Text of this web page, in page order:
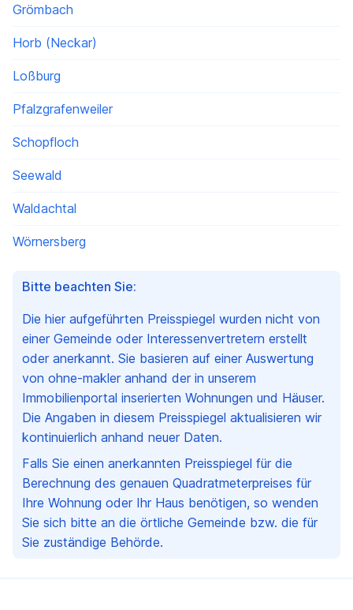
Bitte beachten Sie:
Die hier aufgeführten Preisspiegel wurden nicht von
einer Gemeinde oder Interessenvertretern erstellt
oder anerkannt. Sie basieren auf einer Auswertung
von ohne-makler anhand der in unserem
Immobilienportal inserierten Wohnungen und Häuser.
Die Angaben in diesem Preisspiegel aktualisieren wir
kontinuierlich anhand neuer Daten.
Falls Sie einen anerkannten Preisspiegel für die
Berechnung des genauen Quadratmeterpreises für
Ihre Wohnung oder Ihr Haus benötigen, so wenden
Sie sich bitte an die örtliche Gemeinde bzw. die für
Sie zuständige Behörde.
Grömbach
Horb (Neckar)
Loßburg
Pfalzgrafenweiler
Schopfloch
Seewald
Waldachtal
Wörnersberg